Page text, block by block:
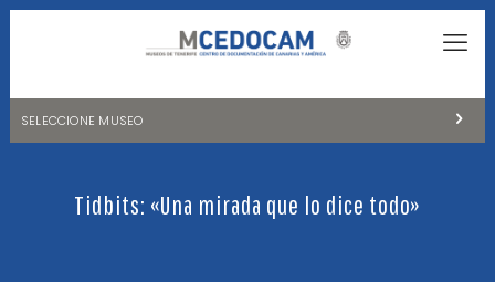
SELECCIONE MUSEO
NATURALEZA Y ARQUEOLOGÍA
Tidbits: «Una mirada que lo dice todo»